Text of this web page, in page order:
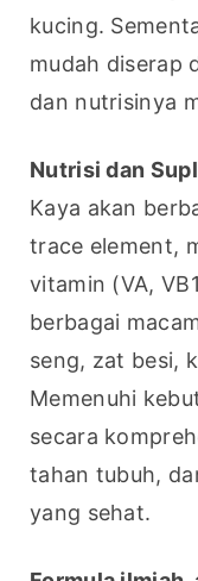
kucing.
mudah diserap
dan nutrisinya
Nutrisi dan
Kaya akan
trace element,
vitamin (VA,
berbagai
seng, zat besi,
Memenuhi
secara
tahan tubuh,
yang sehat.